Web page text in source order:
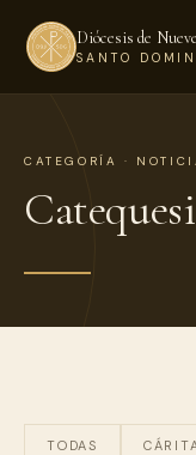
Diócesis de
SANTO
CATEGORÍA ·
TODAS